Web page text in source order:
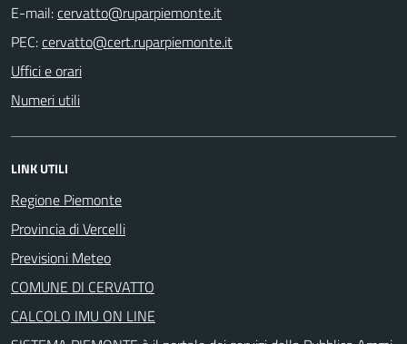
E-mail:
PEC:
Uffici e orari
Numeri utili
LINK UTILI
Regione Piemonte
Provincia di Vercelli
Previsioni Meteo
COMUNE DI CERVATTO
CALCOLO IMU ON LINE